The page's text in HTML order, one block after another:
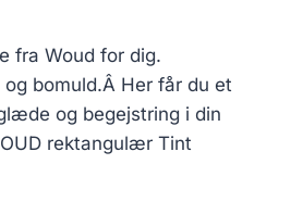
fra Woud for dig.
bomuld.Â Her får du et
og begejstring i din
rektangulær Tint